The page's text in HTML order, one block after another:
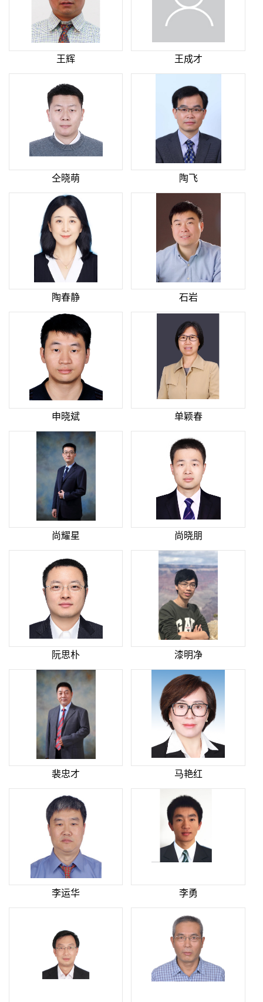
王辉 王成才
仝晓萌 陶飞
陶春静 石岩
申晓斌 单颖春
尚耀星 尚晓朋
阮思朴 漆明净
裴忠才 马艳红
李运华 李勇